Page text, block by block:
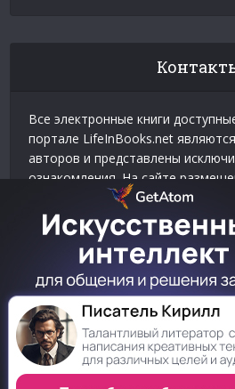
Все электронные книги
портале LifeInBooks.net
авторов и представлены
ознакомления. На сайте
взятой у нашего партнера
на использование материалов
Контакты для связи по
рекламы:
E-mail:admin@lifeinbooks.net
© 2012-2024 LifeInBooks.net - Скачать